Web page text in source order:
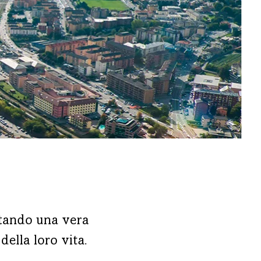
una vera
loro vita.